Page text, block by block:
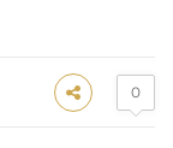
0